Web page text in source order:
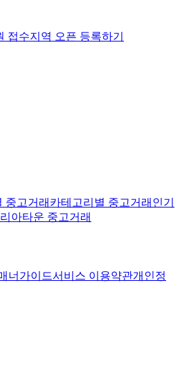
접수지역 오픈 등록하기
중고거래 카테고리별 중고거래 인기
아타운 중고거래
너가이드서비스 이용약관개인정